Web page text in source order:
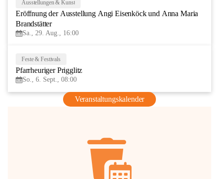
AUG
Ausstellungen & Kunst
Eröffnung der Ausstellung Angi Eisenköck und Anna Maria
Brandstätter
Sa., 29. Aug., 16:00
Feste & Festivals
Pfarrheuriger Prigglitz
So., 6. Sept., 08:00
Veranstaltungskalender